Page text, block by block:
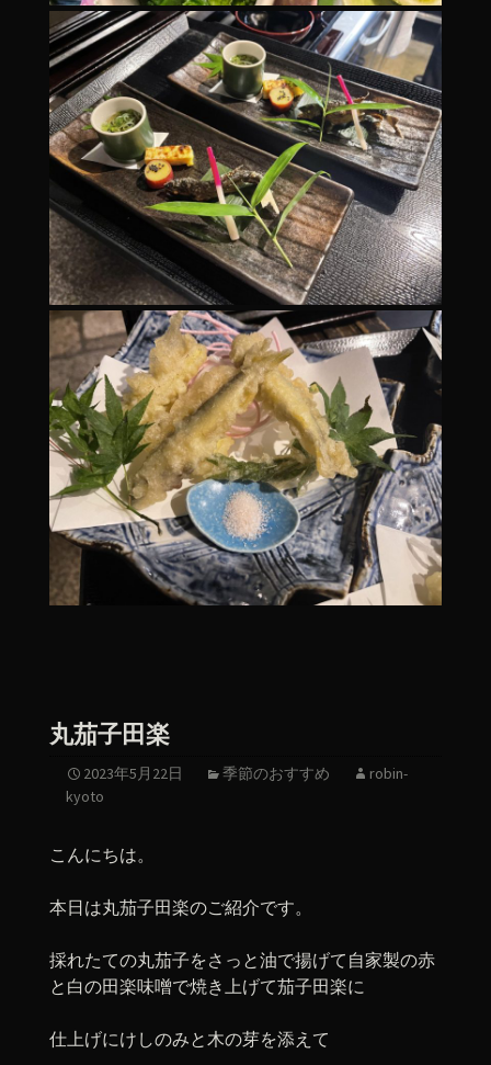
丸茄子田楽
2023年5月22日 季節のおすすめ
robin-
kyoto
こんにちは。
本日は丸茄子田楽のご紹介です。
採れたての丸茄子をさっと油で揚げて自家製の赤
と白の田楽味噌で焼き上げて茄子田楽に
仕上げにけしのみと木の芽を添えて